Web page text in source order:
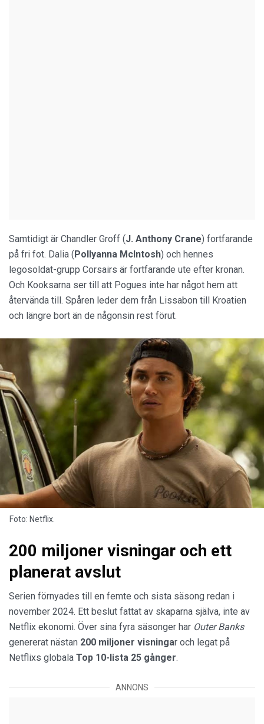
Samtidigt är Chandler Groff (J. Anthony Crane) fortfarande
på fri fot. Dalia (Pollyanna McIntosh) och hennes
legosoldat-grupp Corsairs är fortfarande ute efter kronan.
Och Kooksarna ser till att Pogues inte har något hem att
återvända till. Spåren leder dem från Lissabon till Kroatien
och längre bort än de någonsin rest förut.
Foto: Netflix.
200 miljoner visningar och ett
planerat avslut
Serien förnyades till en femte och sista säsong redan i
november 2024. Ett beslut fattat av skaparna själva, inte av
Netflix ekonomi. Över sina fyra säsonger har Outer Banks
genererat nästan 200 miljoner visningar och legat på
Netflixs globala Top 10-lista 25 gånger.
ANNONS